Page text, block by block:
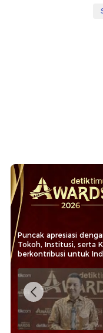
Puncak apresiasi
Tokoh, Institusi, serta
berkontribusi untuk